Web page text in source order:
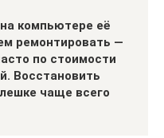
компьютере её
ремонтировать —
по стоимости
Восстановить
чаще всего